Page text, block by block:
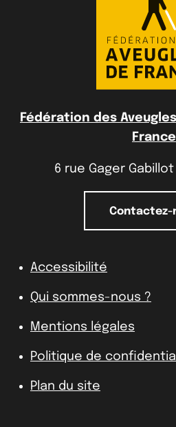
Fédération des
France
6 rue Gager Gabillot
Contactez-
Accessibilité
Qui sommes-nous ?
Mentions légales
Politique de
Plan du site